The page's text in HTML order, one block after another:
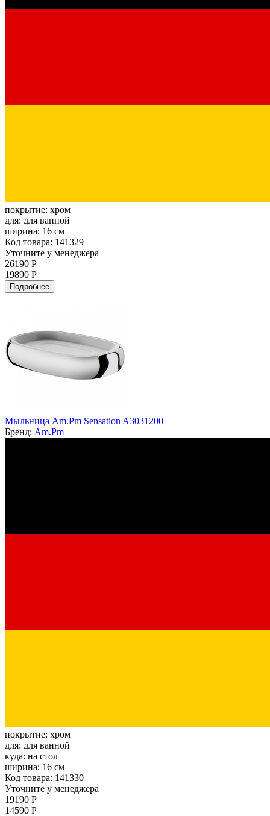
покрытие: хром
для: для ванной
ширина: 16 см
Код товара: 141329
Уточните у менеджера
26190 Р
19890 Р
Подробнее
Мыльница Am.Pm Sensation A3031200
Бренд: Am.Pm
покрытие: хром
для: для ванной
куда: на стол
ширина: 16 см
Код товара: 141330
Уточните у менеджера
19190 Р
14590 Р